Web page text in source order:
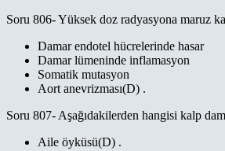
Soru 806- Yüksek doz radyasyona maruz
Damar endotel hücrelerinde hasar
Damar lümeninde inflamasyon
Somatik mutasyon
Aort anevrizması(D) .
Soru 807- Aşağıdakilerden hangisi kalp
Aile öyküsü(D) .